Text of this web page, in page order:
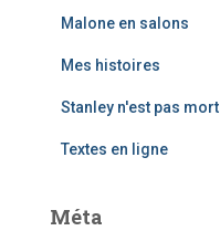
Malone en salons
Mes histoires
Stanley n'est pas mort
Textes en ligne
Méta